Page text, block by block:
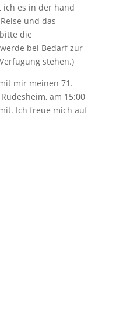
ich es in der hand
und das
die
bei Bedarf zur
stehen.)
mir meinen 71.
am 15:00
Ich freue mich auf